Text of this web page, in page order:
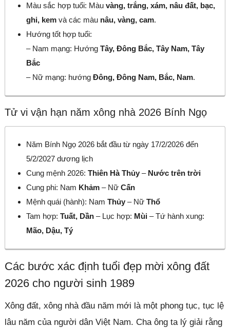
Màu sắc hợp tuổi: Màuvàng, trắng, xám, nâu đất, bạc,
ghi, kem và các màu nâu, vàng, cam.
Hướng tốt hợp tuổi:
– Nam mạng: HướngTây, Đông Bắc, Tây Nam, Tây
Bắc
– Nữ mạng: hướngĐông, Đông Nam, Bắc, Nam.
Tử vi vận hạn năm xông nhà 2026 Bính Ngọ
Năm Bính Ngọ 2026 bắt đầu từ ngày 17/2/2026 đến
5/2/2027 dương lịch
Cung mệnh 2026:Thiên Hà Thủy – Nước trên trời
Cung phi: Nam Khảm – NữCấn
Mệnh quái (hành): NamThủy – NữThổ
Tam hợp:Tuất, Dần – Lục hợp: Mùi – Tứ hành xung:
Mão, Dậu, Tý
Các bước xác định tuổi đẹp mời xông đất
2026 cho người sinh 1989
Xông đất, xông nhà đầu năm mới là một phong tục, tục lệ
lâu năm của người dân Việt Nam. Cha ông ta lý giải rằng